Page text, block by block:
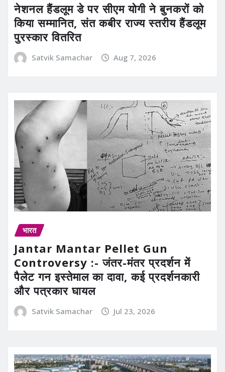
नेशनल हैंडलूम डे पर सीएम योगी ने बुनकरों को
किया सम्मानित, संत कबीर राज्य स्तरीय हैंडलूम
पुरस्कार वितरित
Satvik Samachar Aug 7, 2026
भारत
Jantar Mantar Pellet Gun
Controversy :- जंतर-मंतर प्रदर्शन में
पैलेट गन इस्तेमाल का दावा, कई प्रदर्शनकारी
और पत्रकार घायल
Satvik Samachar Jul 23, 2026